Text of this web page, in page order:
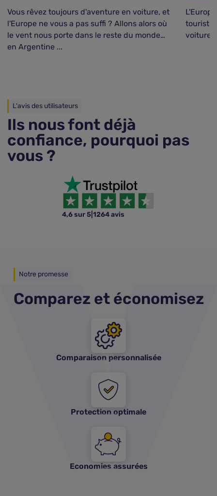
Vous rêvez toujours d'aventure en voiture, et
l'Europe ne vous a pas suffi ? Allons alors où
le vent nous porte dans le reste du monde…
en Argentine ...
voiture.
L'avis des utilisateurs
Ils nous font déjà
confiance, pourquoi pas
vous ?
4,6 sur 5 1264 avis
Notre promesse
Comparez et économisez
Comparaison personnalisée
Protection optimale
Economies assurées